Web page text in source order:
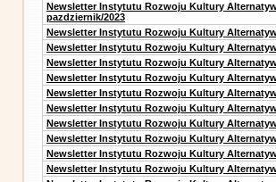
Newsletter Instytutu Rozwoju Kultury
pazdziernik/2023
Newsletter Instytutu Rozwoju Kultury
Newsletter Instytutu Rozwoju Kultury
Newsletter Instytutu Rozwoju Kultury
Newsletter Instytutu Rozwoju Kultury
Newsletter Instytutu Rozwoju Kultury
Newsletter Instytutu Rozwoju Kultury
Newsletter Instytutu Rozwoju Kultury
Newsletter Instytutu Rozwoju Kultury
Newsletter Instytutu Rozwoju Kultury
Newsletter Instytutu Rozwoju Kultury